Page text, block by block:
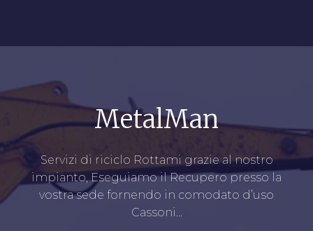
MetalMan
Servizi di riciclo Rottami grazie al nostro
impianto, Eseguiamo il Recupero presso la
vostra sede fornendo in comodato d’uso
Cassoni…